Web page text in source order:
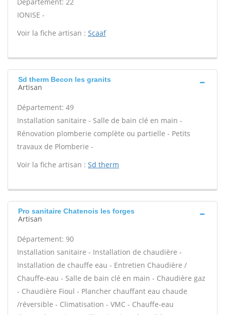
IONISE -
Voir la fiche artisan : Scaaf
Sd therm Becon les granits
Artisan
Département: 49
Installation sanitaire - Salle de bain clé en main -
Rénovation plomberie complète ou partielle - Petits
travaux de Plomberie -
Voir la fiche artisan : Sd therm
Pro sanitaire Chatenois les forges
Artisan
Département: 90
Installation sanitaire - Installation de chaudière -
Installation de chauffe eau - Entretien Chaudière /
Chauffe-eau - Salle de bain clé en main - Chaudière gaz
- Chaudière Fioul - Plancher chauffant eau chaude
/réversible - Climatisation - VMC - Chauffe-eau